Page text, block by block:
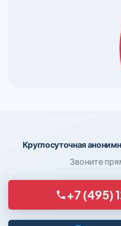
Круглосуточная
Звоните
+7 (495)